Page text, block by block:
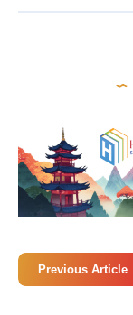
Previous Article